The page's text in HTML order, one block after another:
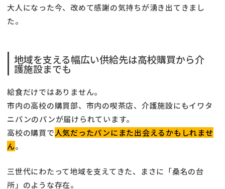
大人になった今、改めて感謝の気持ちが湧き出てきまし
た。
地域を支える幅広い供給先は高校購買から介
護施設までも
給食だけではありません。
市内の高校の購買部、市内の喫茶店、介護施設にもイワタ
ニパンのパンが届けられています。
高校の購買で人気だったパンにまた出会えるかもしれませ
ん。
三世代にわたって地域を支えてきた、まさに「桑名の台
所」のような存在。